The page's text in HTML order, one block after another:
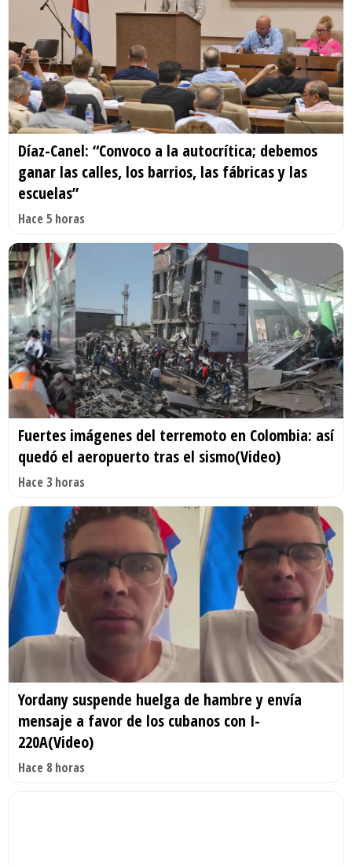
Díaz-Canel: “Convoco a la autocrítica; debemos
ganar las calles, los barrios, las fábricas y las
escuelas”
Hace 5 horas
Fuertes imágenes del terremoto en Colombia: así
quedó el aeropuerto tras el sismo(Video)
Hace 3 horas
Yordany suspende huelga de hambre y envía
mensaje a favor de los cubanos con I-
220A(Video)
Hace 8 horas